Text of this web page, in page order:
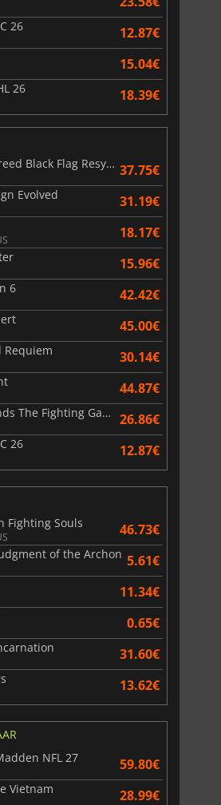
26 12.87€
15.04€
26 18.39€
Assassin's Creed Black Flag Resynced 37.75€
Evolved 31.19€
18.17€
15.96€
6 42.42€
45.00€
Requiem 30.14€
44.87€
Avatar Legends The Fighting Game 26.86€
26 12.87€
Fighting Souls
46.73€
of the Archon 5.61€
11.34€
0.65€
31.60€
13.62€
NFL 27
59.80€
Vietnam 28.99€